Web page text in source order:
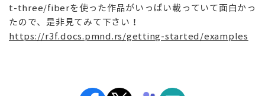
t-three/fiberを使った作品がいっぱい載っていて面白かっ
たので、是非見てみて下さい！
https://r3f.docs.pmnd.rs/getting-started/examples